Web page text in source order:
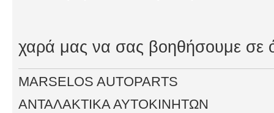
χαρά μας να σας βοηθήσουμε σε
MARSELOS AUTOPARTS
ΑΝΤΑΛΑΚΤΙΚΑ ΑΥΤΟΚΙΝΗΤΩΝ